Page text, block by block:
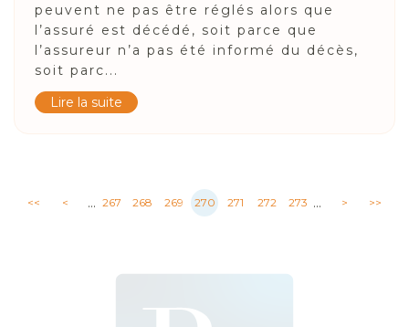
peuvent ne pas être réglés alors que
l’assuré est décédé, soit parce que
l’assureur n’a pas été informé du décès,
soit parc...
Lire la suite
<< < ... 267 268 269 270 271 272 273 ... > >>